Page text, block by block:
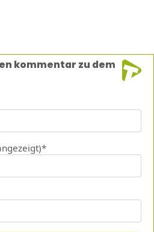
kommentar zu dem